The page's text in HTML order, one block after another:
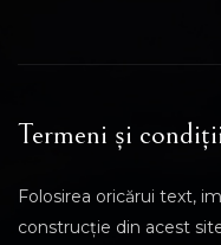
Termeni și
Folosirea oricărui text,
construcție din acest